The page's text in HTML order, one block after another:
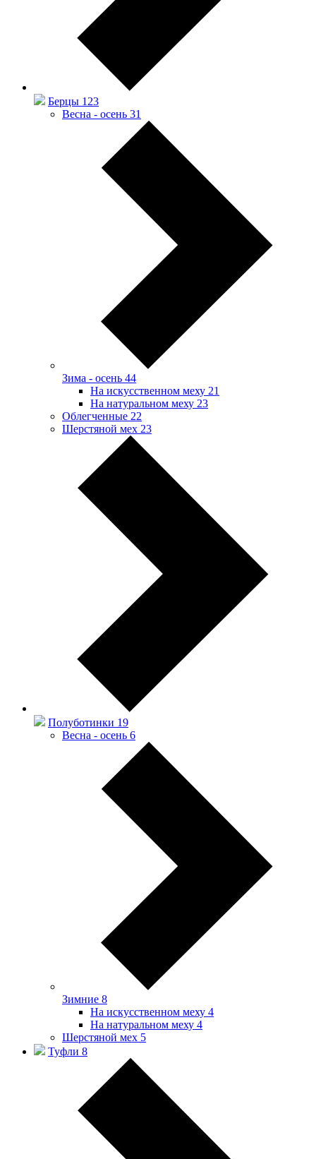
Берцы 123
Весна - осень 31
Зима - осень 44
На искусственном меху 21
На натуральном меху 23
Облегченные 22
Шерстяной мех 23
Полуботинки 19
Весна - осень 6
Зимние 8
На искусственном меху 4
На натуральном меху 4
Шерстяной мех 5
Туфли 8